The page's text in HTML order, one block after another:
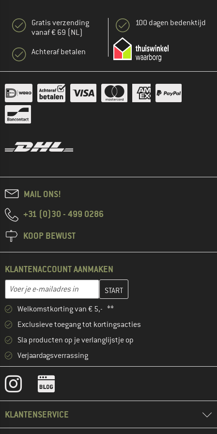
Gratis verzending
vanaf € 69 (NL)
Achteraf betalen
100 dagen bedenktijd
MAIL ONS!
+31 (0)30 - 499 0286
KOOP BEWUST
KLANTENACCOUNT AANMAKEN
E-mailadres
Vul je e-mailadres hier in en maak in de volgende stap je
Welkomstkorting van € 5,- **
Exclusieve toegang tot kortingsacties
Sla producten op je verlanglijstje op
Verjaardagsverrassing
KLANTENSERVICE